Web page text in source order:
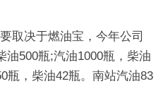
取决于燃油宝，今年公司
油500瓶;汽油1000瓶，柴油
瓶，柴油42瓶。南站汽油83